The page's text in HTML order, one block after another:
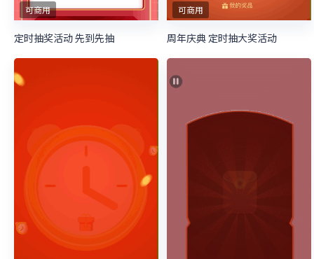
可商用
定时抽奖活动 先到先抽
可商用
周年庆典 定时抽大奖活动